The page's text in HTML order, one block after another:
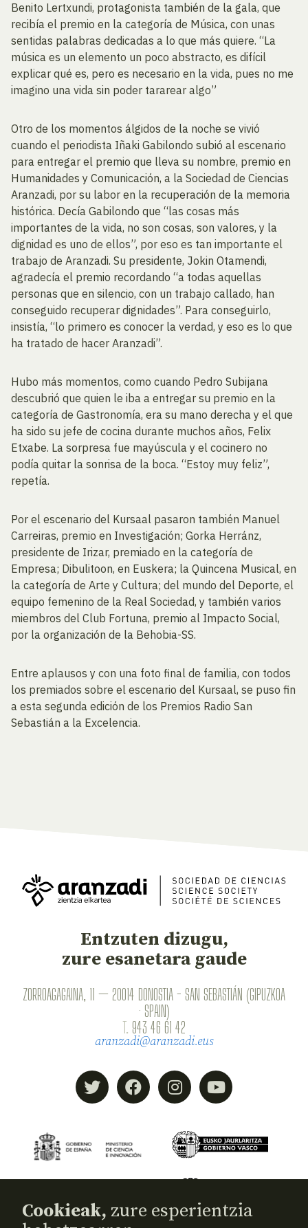
Benito Lertxundi, protagonista también de la gala, que
recibía el premio en la categoría de Música, con unas
sentidas palabras dedicadas a lo que más quiere. “La
música es un elemento un poco abstracto, es difícil
explicar qué es, pero es necesario en la vida, pues no me
imagino una vida sin poder tararear algo”
Otro de los momentos álgidos de la noche se vivió
cuando el periodista Iñaki Gabilondo subió al escenario
para entregar el premio que lleva su nombre, premio en
Humanidades y Comunicación, a la Sociedad de Ciencias
Aranzadi, por su labor en la recuperación de la memoria
histórica. Decía Gabilondo que “las cosas más
importantes de la vida, no son cosas, son valores, y la
dignidad es uno de ellos”, por eso es tan importante el
trabajo de Aranzadi. Su presidente, Jokin Otamendi,
agradecía el premio recordando “a todas aquellas
personas que en silencio, con un trabajo callado, han
conseguido recuperar dignidades”. Para conseguirlo,
insistía, “lo primero es conocer la verdad, y eso es lo que
ha tratado de hacer Aranzadi”.
Hubo más momentos, como cuando Pedro Subijana
descubrió que quien le iba a entregar su premio en la
categoría de Gastronomía, era su mano derecha y el que
ha sido su jefe de cocina durante muchos años, Felix
Etxabe. La sorpresa fue mayúscula y el cocinero no
podía quitar la sonrisa de la boca. “Estoy muy feliz”,
repetía.
Por el escenario del Kursaal pasaron también Manuel
Carreiras, premio en Investigación; Gorka Herránz,
presidente de Irizar, premiado en la categoría de
Empresa; Dibulitoon, en Euskera; la Quincena Musical, en
la categoría de Arte y Cultura; del mundo del Deporte, el
equipo femenino de la Real Sociedad, y también varios
miembros del Club Fortuna, premio al Impacto Social,
por la organización de la Behobia-SS.
Entre aplausos y con una foto final de familia, con todos
los premiados sobre el escenario del Kursaal, se puso fin
a esta segunda edición de los Premios Radio San
Sebastián a la Excelencia.
Entzuten dizugu,
zure esanetara gaude
ZORROAGAGAINA, 11 — 20014 DONOSTIA - SAN SEBASTIÁN (GIPUZKOA
· SPAIN)
T. 943 46 61 42
aranzadi@aranzadi.eus
Cookieak, zure esperientzia